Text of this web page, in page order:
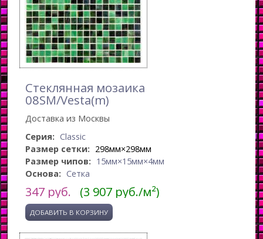
Стеклянная мозаика
08SM/Vesta(m)
Доставка из Москвы
Серия: Classic
Размер сетки: 298мм×298мм
Размер чипов: 15мм×15мм×4мм
Основа: Сетка
347 руб. (3 907 руб./м²)